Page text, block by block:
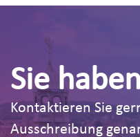
Sie
Kontaktieren Sie
Ausschreibung